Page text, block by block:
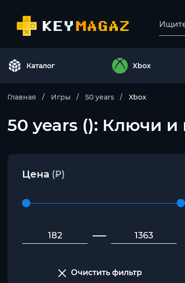
Каталог Xbox
Главная Игры 50 years Xbox
50 years (): Ключи
Цена (₽)
Очистить фильтр